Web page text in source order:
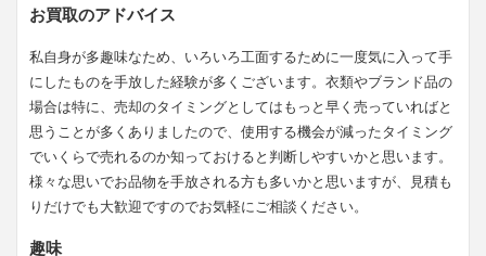
お買取のアドバイス
私自身が多趣味なため、いろいろ工面するために一度気に入って手
にしたものを手放した経験が多くございます。衣類やブランド品の
場合は特に、売却のタイミングとしてはもっと早く売っていればと
思うことが多くありましたので、使用する機会が減ったタイミング
でいくらで売れるのか知っておけると判断しやすいかと思います。
様々な思いでお品物を手放される方も多いかと思いますが、見積も
りだけでも大歓迎ですのでお気軽にご相談ください。
趣味